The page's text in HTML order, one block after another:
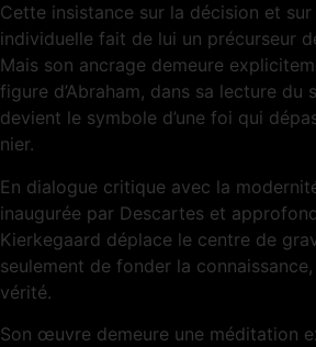
Cette insistance sur la décision et
individuelle fait de lui un précurseur
Mais son ancrage demeure
figure d’Abraham, dans sa lecture du
devient le symbole d’une foi qui
nier.
En dialogue critique avec la
inaugurée par Descartes et
Kierkegaard déplace le centre de
seulement de fonder la
vérité.
Son œuvre demeure une méditation